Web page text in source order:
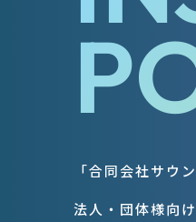
「合同会社サウ
法人・団体様向